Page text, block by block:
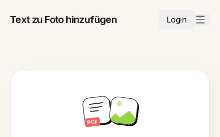
Text zu Foto hinzufügen Login